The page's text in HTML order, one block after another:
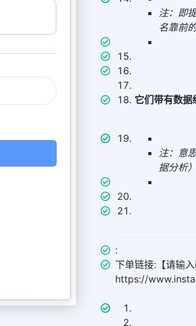
注：即
名靠前
它们带有数
注：意
据分析
:
下单链接:【请输
https://